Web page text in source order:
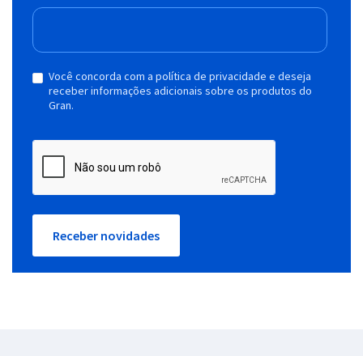
Você concorda com a política de privacidade e deseja
receber informações adicionais sobre os produtos do
Gran.
Receber novidades